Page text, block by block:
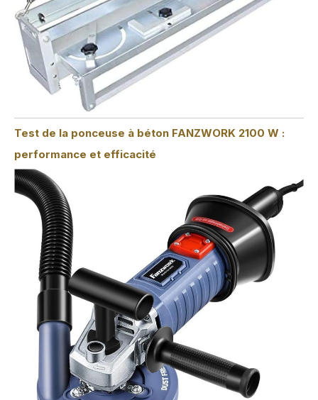
Test de la ponceuse à béton FANZWORK 2100 W :
performance et efficacité